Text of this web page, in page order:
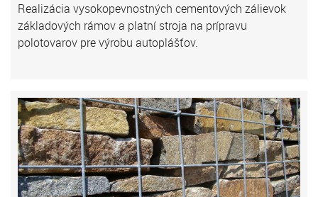
Realizácia vysokopevnostných cementových zálievok
základových rámov a platní stroja na prípravu
polotovarov pre výrobu autoplášťov.